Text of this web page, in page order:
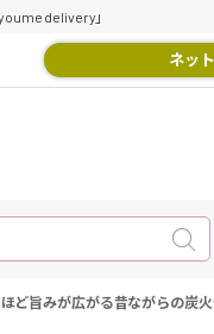
delivery」
ネッ
ど旨みが広がる昔ながらの